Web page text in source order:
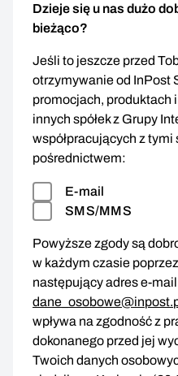
Dzieje się u nas dużo
bieżąco?
Jeśli to jeszcze przed
otrzymywanie od InPost
promocjach, produktach
innych spółek z Grupy
współpracujących z tymi
pośrednictwem:
E-mail
SMS/MMS
Powyższe zgody są
w każdym czasie
następujący adres e-
wpływa na zgodność z
dokonanego przed jej
Twoich danych